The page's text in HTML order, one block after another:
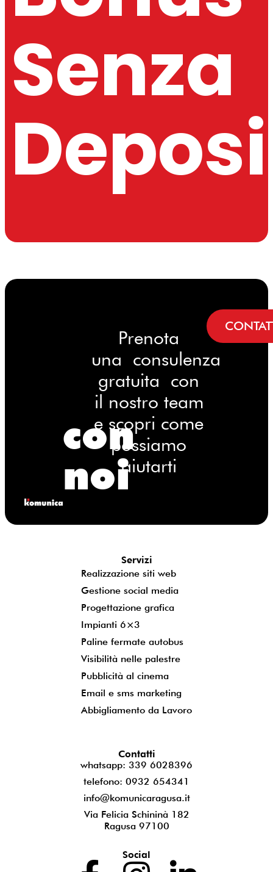
Senza
con
noi
Prenota
una consulenza
gratuita con
il nostro team
e scopri come
possiamo
aiutarti
Servizi
Realizzazione siti web
Gestione social media
Progettazione grafica
Impianti 6×3
Paline fermate autobus
Visibilità nelle palestre
Pubblicità al cinema
Email e sms marketing
Abbigliamento da Lavoro
Contatti
whatsapp: 339 6028396
telefono: 0932 654341
info@komunicaragusa.it
Via Felicia Schininà 182
Ragusa 97100
Social